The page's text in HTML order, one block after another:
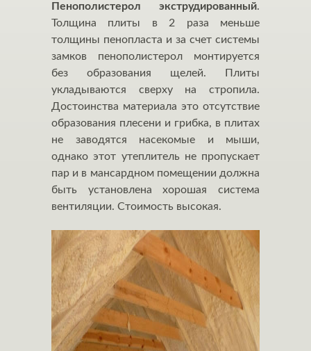
Пенополистерол экструдированный.
Толщина плиты в 2 раза меньше
толщины пенопласта и за счет системы
замков пенополистерол монтируется
без образования щелей. Плиты
укладываются сверху на стропила.
Достоинства материала это отсутствие
образования плесени и грибка, в плитах
не заводятся насекомые и мыши,
однако этот утеплитель не пропускает
пар и в мансардном помещении должна
быть установлена хорошая система
вентиляции. Стоимость высокая.